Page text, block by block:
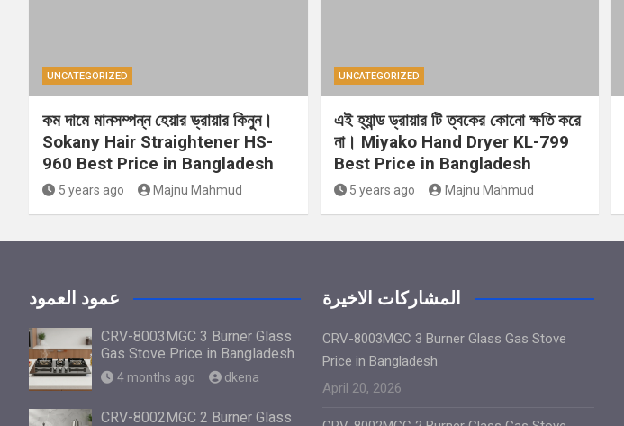
UNCATEGORIZED
কম দামে মানসম্পন্ন হেয়ার ড্রায়ার কিনুন।
Sokany Hair Straightener HS-
960 Best Price in Bangladesh
5 years ago Majnu Mahmud
UNCATEGORIZED
এই হ্যান্ড ড্রায়ার টি ত্বকের কোনো ক্ষতি করে
না। Miyako Hand Dryer KL-799
Best Price in Bangladesh
5 years ago Majnu Mahmud
عمود العمود
CRV-8003MGC 3 Burner Glass
Gas Stove Price in Bangladesh
4 months ago dkena
CRV-8002MGC 2 Burner Glass
المشاركات الاخيرة
CRV-8003MGC 3 Burner Glass Gas Stove
Price in Bangladesh
April 20, 2026